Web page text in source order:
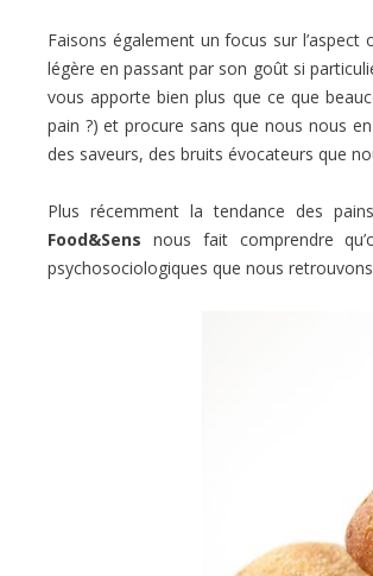
Faisons égalementun focus sur l’aspect
légère en passant par son goût si
vous apporte bien plus que ce que
pain ?) et procure sans que nous nous
des saveurs, des bruits évocateurs que
Plus récemment la tendance des
Food&Sens nous fait comprendre
psychosociologiques que nous